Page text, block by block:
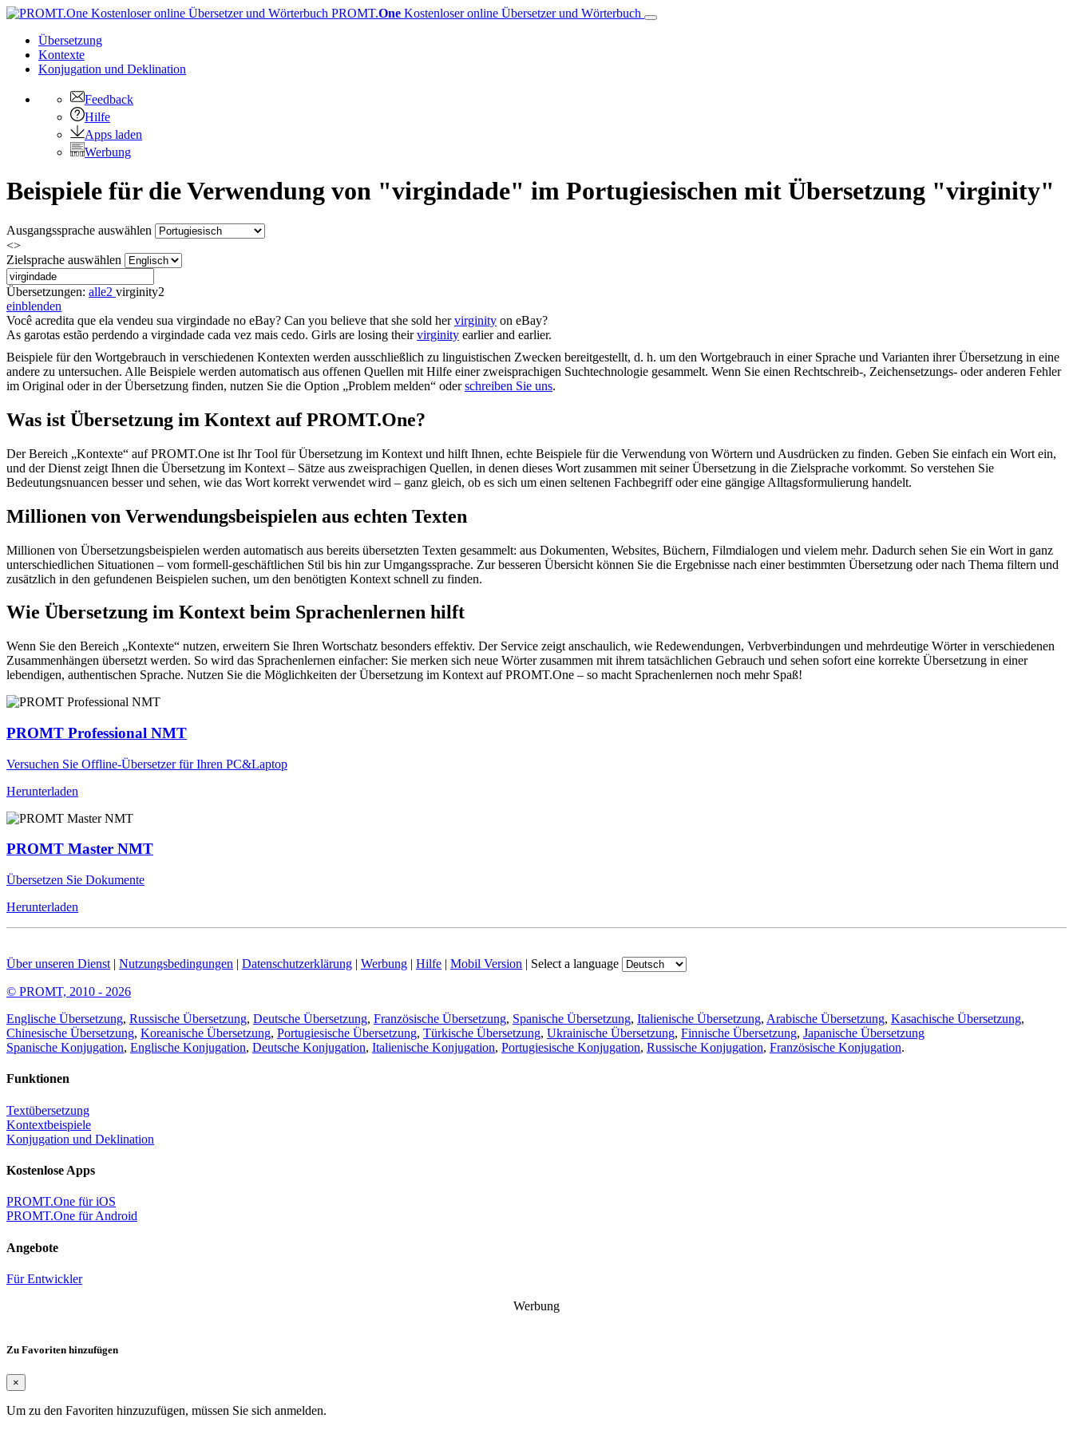
PROMT.One Kostenloser online Übersetzer und Wörterbuch
Übersetzung
Kontexte
Konjugation und Deklination
Feedback
Hilfe
Apps laden
Werbung
Beispiele für die Verwendung von "virgindade" im Portugiesischen mit Übersetzung "virginity"
Ausgangssprache auswählen
<>
Zielsprache auswählen
Übersetzungen: alle2 virginity2
einblenden
Você acredita que ela vendeu sua virgindade no eBay? Can you believe that she sold hervirginity on eBay?
As garotas estão perdendo a virgindade cada vez mais cedo. Girls are losing theirvirginity earlier and earlier.
Beispiele für den Wortgebrauch in verschiedenen Kontexten werden ausschließlich zu linguistischen Zwecken bereitgestellt, d. h. um den Wortgebrauch in einer Sprache und Varianten ihrer Übersetzung in eine
andere zu untersuchen. Alle Beispiele werden automatisch aus offenen Quellen mit Hilfe einer zweisprachigen Suchtechnologie gesammelt. Wenn Sie einen Rechtschreib-, Zeichensetzungs- oder anderen Fehler
im Original oder in der Übersetzung finden, nutzen Sie die Option „Problem melden“ oderschreiben Sie uns.
Was ist Übersetzung im Kontext auf PROMT.One?
Der Bereich „Kontexte“ auf PROMT.One ist Ihr Tool für Übersetzung im Kontext und hilft Ihnen, echte Beispiele für die Verwendung von Wörtern und Ausdrücken zu finden. Geben Sie einfach ein Wort ein,
und der Dienst zeigt Ihnen die Übersetzung im Kontext – Sätze aus zweisprachigen Quellen, in denen dieses Wort zusammen mit seiner Übersetzung in die Zielsprache vorkommt. So verstehen Sie
Bedeutungsnuancen besser und sehen, wie das Wort korrekt verwendet wird – ganz gleich, ob es sich um einen seltenen Fachbegriff oder eine gängige Alltagsformulierung handelt.
Millionen von Verwendungsbeispielen aus echten Texten
Millionen von Übersetzungsbeispielen werden automatisch aus bereits übersetzten Texten gesammelt: aus Dokumenten, Websites, Büchern, Filmdialogen und vielem mehr. Dadurch sehen Sie ein Wort in ganz
unterschiedlichen Situationen – vom formell-geschäftlichen Stil bis hin zur Umgangssprache. Zur besseren Übersicht können Sie die Ergebnisse nach einer bestimmten Übersetzung oder nach Thema filtern und
zusätzlich in den gefundenen Beispielen suchen, um den benötigten Kontext schnell zu finden.
Wie Übersetzung im Kontext beim Sprachenlernen hilft
Wenn Sie den Bereich „Kontexte“ nutzen, erweitern Sie Ihren Wortschatz besonders effektiv. Der Service zeigt anschaulich, wie Redewendungen, Verbverbindungen und mehrdeutige Wörter in verschiedenen
Zusammenhängen übersetzt werden. So wird das Sprachenlernen einfacher: Sie merken sich neue Wörter zusammen mit ihrem tatsächlichen Gebrauch und sehen sofort eine korrekte Übersetzung in einer
lebendigen, authentischen Sprache. Nutzen Sie die Möglichkeiten der Übersetzung im Kontext auf PROMT.One – so macht Sprachenlernen noch mehr Spaß!
PROMT Professional NMT
Versuchen Sie Offline-Übersetzer für Ihren PC&Laptop
Herunterladen
PROMT Master NMT
Übersetzen Sie Dokumente
Herunterladen
Über unseren Dienst | Nutzungsbedingungen | Datenschutzerklärung | Werbung | Hilfe | Mobil Version | Select a language
© PROMT, 2010 - 2026
Englische Übersetzung, Russische Übersetzung, Deutsche Übersetzung, Französische Übersetzung, Spanische Übersetzung, Italienische Übersetzung, Arabische Übersetzung, Kasachische Übersetzung,
Chinesische Übersetzung, Koreanische Übersetzung, Portugiesische Übersetzung, Türkische Übersetzung, Ukrainische Übersetzung, Finnische Übersetzung, Japanische Übersetzung
Spanische Konjugation, Englische Konjugation, Deutsche Konjugation, Italienische Konjugation, Portugiesische Konjugation, Russische Konjugation, Französische Konjugation.
Funktionen
Textübersetzung
Kontextbeispiele
Konjugation und Deklination
Kostenlose Apps
PROMT.One für iOS
PROMT.One für Android
Angebote
Für Entwickler
Werbung
Zu Favoriten hinzufügen
×
Um zu den Favoriten hinzuzufügen, müssen Sie sich anmelden.